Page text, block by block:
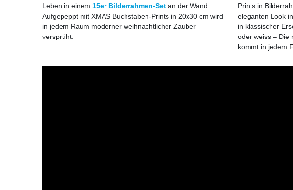
Leben in einem 15er Bilderrahmen-Set an der Wand.
Aufgepeppt mit XMAS Buchstaben-Prints in 20x30 cm wird
in jedem Raum moderner weihnachtlicher Zauber
versprüht.
Prints in
eleganten Look
in klassischer
oder weiss – Die
kommt in jedem